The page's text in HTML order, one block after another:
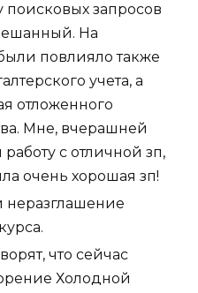
поисковых запросов
На
повлияло также
учета, а
отложенного
Мне, вчерашней
с отличной зп,
очень хорошая зп!
неразглашение
что сейчас
Холодной